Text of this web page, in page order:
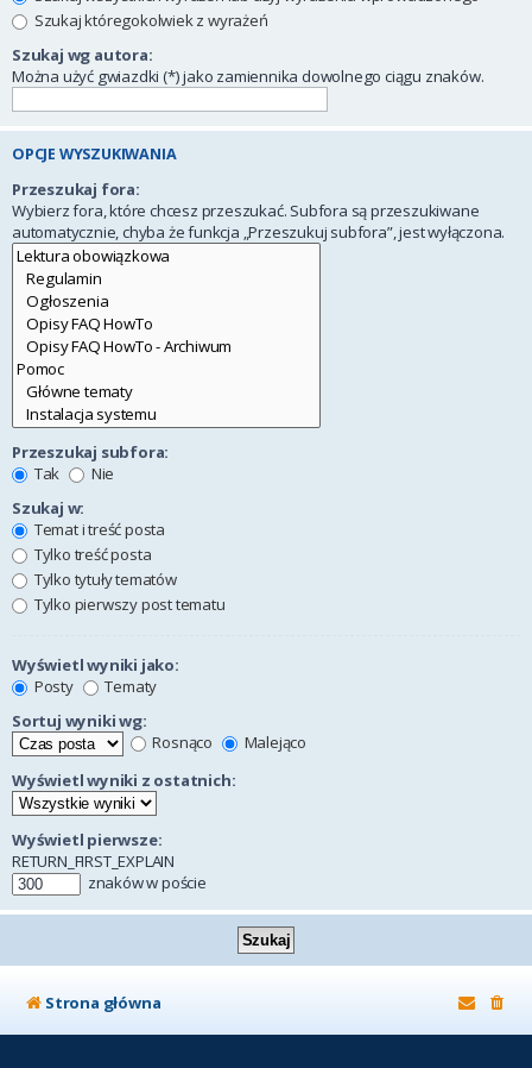
Szukaj któregokolwiek z wyrażeń
Szukaj wg autora:
Można użyć gwiazdki (*) jako zamiennika dowolnego ciągu znaków.
OPCJE WYSZUKIWANIA
Przeszukaj fora:
Wybierz fora, które chcesz przeszukać. Subfora są przeszukiwane
automatycznie, chyba że funkcja „Przeszukuj subfora”, jest wyłączona.
Przeszukaj subfora:
Tak
Nie
Szukaj w:
Temat i treść posta
Tylko treść posta
Tylko tytuły tematów
Tylko pierwszy post tematu
Wyświetl wyniki jako:
Posty
Tematy
Sortuj wyniki wg:
Rosnąco
Malejąco
Wyświetl wyniki z ostatnich:
Wyświetl pierwsze:
RETURN_FIRST_EXPLAIN
znaków w poście
Strona główna